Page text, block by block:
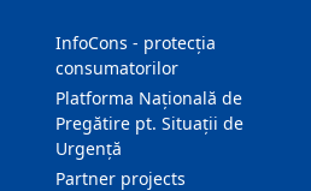
InfoCons - protecția
consumatorilor
Platforma Națională de
Pregătire pt. Situații de
Urgență
Partner projects